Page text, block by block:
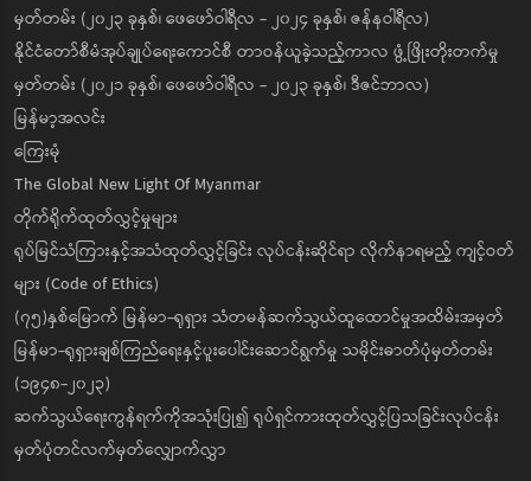
မှတ်တမ်း (၂၀၂၃ ခုနှစ်၊ ဖေဖော်ဝါရီလ - ၂၀၂၄ ခုနှစ်၊ ဇန်နဝါရီလ)
နိုင်ငံတော်စီမံအုပ်ချုပ်ရေးကောင်စီ တာဝန်ယူခဲ့သည့်ကာလ ဖွံ့ဖြိုးတိုးတက်မှု
မှတ်တမ်း (၂၀၂၁ ခုနှစ်၊ ဖေဖော်ဝါရီလ - ၂၀၂၃ ခုနှစ်၊ ဒီဇင်ဘာလ)
မြန်မာ့အလင်း
ကြေးမုံ
The Global New Light Of Myanmar
တိုက်ရိုက်ထုတ်လွှင့်မှုများ
ရုပ်မြင်သံကြားနှင့်အသံထုတ်လွှင့်ခြင်း လုပ်ငန်းဆိုင်ရာ လိုက်နာရမည့် ကျင့်ဝတ်
များ (Code of Ethics)
(၇၅)နှစ်မြောက် မြန်မာ-ရုရှား သံတမန်ဆက်သွယ်ထူထောင်မှုအထိမ်းအမှတ်
မြန်မာ-ရုရှားချစ်ကြည်ရေးနှင့်ပူးပေါင်းဆောင်ရွက်မှု သမိုင်းဓာတ်ပုံမှတ်တမ်း
(၁၉၄၈-၂၀၂၃)
ဆက်သွယ်ရေးကွန်ရက်ကိုအသုံးပြု၍ ရုပ်ရှင်ကားထုတ်လွှင့်ပြသခြင်းလုပ်ငန်း
မှတ်ပုံတင်လက်မှတ်လျှောက်လွှာ